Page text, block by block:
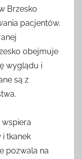
Brzesko
pacjentów.
obejmuje
wyglądu i
są z
tkanek
pozwala na